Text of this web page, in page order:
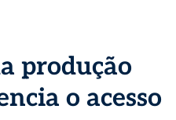
produção
o acesso